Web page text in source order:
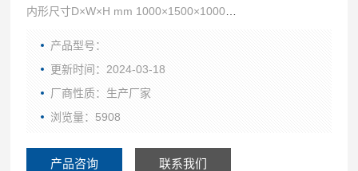
内形尺寸D×W×H mm 1000×1500×1000
产品型号：
更新时间：2024-03-18
厂商性质：生产厂家
浏览量：5908
产品咨询 联系我们